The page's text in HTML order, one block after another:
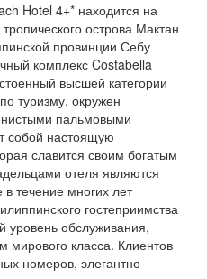
Hotel 4+* находится на
острова Мактан
провинции Себу
комплекс Costabella
высшей категории
туризму, окружен
пальмовыми
собой настоящую
славится своим богатым
отеля являются
течение многих лет
гостеприимства
обслуживания,
мирового класса. Клиентов
номеров, элегантно